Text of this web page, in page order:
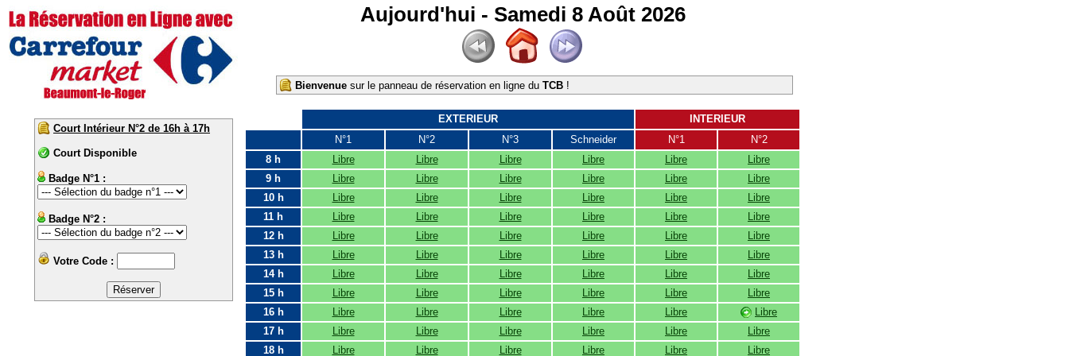
Aujourd'hui - Samedi 8 Août 2026
Bienvenue sur le panneau de réservation en ligne du TCB !
Court Intérieur N°2 de 16h à 17h
Court Disponible
Badge N°1 :
Badge N°2 :
Votre Code :
EXTERIEUR
INTERIEUR
N°1
N°2 N°3 Schneider N°1
N°2
8 h
Libre Libre Libre Libre Libre
Libre
9 h
Libre Libre Libre Libre Libre
Libre
10 h
Libre Libre Libre Libre Libre
Libre
11 h
Libre Libre Libre Libre Libre
Libre
12 h
Libre Libre Libre Libre Libre
Libre
13 h
Libre Libre Libre Libre Libre
Libre
14 h
Libre Libre Libre Libre Libre
Libre
15 h
Libre Libre Libre Libre Libre
Libre
16 h
Libre Libre Libre Libre Libre
Libre
17 h
Libre Libre Libre Libre Libre
Libre
18 h
Libre Libre Libre Libre Libre
Libre